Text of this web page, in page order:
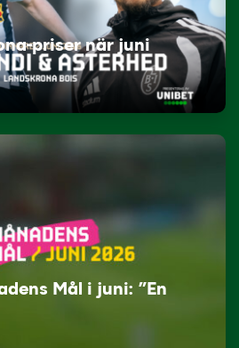
priser när juni
Mål i juni: ”En